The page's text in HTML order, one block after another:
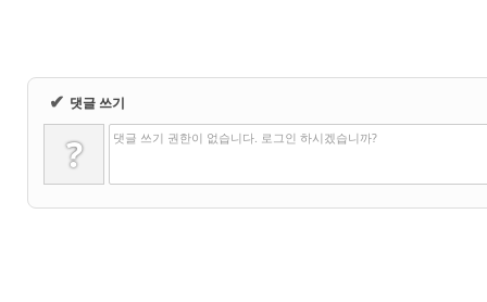
✔ 댓글 쓰기
? 댓글 쓰기 권한이 없습니다. 로그인 하시겠습니까?